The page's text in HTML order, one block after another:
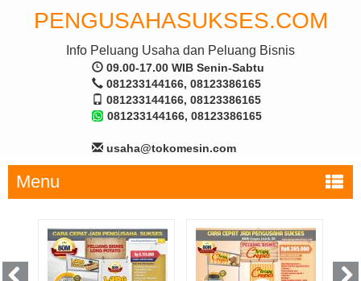
PENGUSAHASUKSES.COM
Info Peluang Usaha dan Peluang Bisnis
09.00-17.00 WIB Senin-Sabtu
081233144166, 08123386165
081233144166, 08123386165
081233144166, 08123386165
usaha@tokomesin.com
Menu